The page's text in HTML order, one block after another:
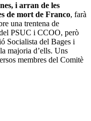
i arran de les
de mort de Franco, farà
una trentena de
PSUC i CCOO, però
Socialista del Bages i
majoria d’ells. Uns
membres del Comitè